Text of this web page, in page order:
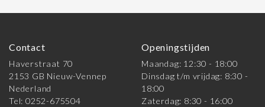
Contact
Haverstraat 70
2153 GB Nieuw-Vennep
Nederland
Tel: 0252-675504
Openingstijden
Maandag: 12:30 - 18:00
Dinsdag t/m vrijdag: 8:30 -
18:00
Zaterdag: 8:30 - 16:00